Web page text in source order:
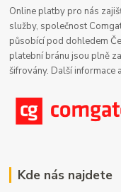
Online platby pro nás
služby, společnost
působící pod dohledem
platební bránu jsou plně
šifrovány. Další informace
Kde nás najdete